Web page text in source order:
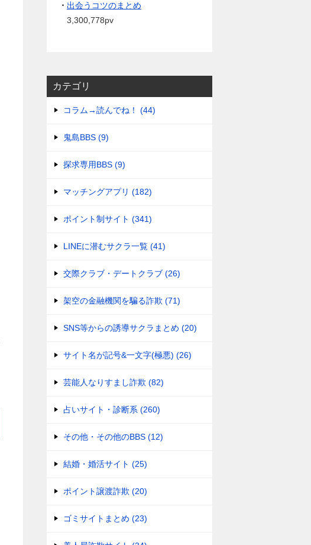
・ 出会うコツのまとめ
3,300,778pv
カテゴリ
コラム→読んでね！ (44)
鬼島BBS (9)
探求専用BBS (9)
マッチングアプリ (182)
ポイント制サイト (341)
LINEに潜むサクラ一覧 (41)
交際クラブ・デートクラブ (26)
架空の金融機関を騙る詐欺 (71)
SNS等からの誘導サクラまとめ (20)
サイト名が記号&一文字(極悪) (26)
芸能人なりすまし詐欺 (82)
占いサイト・診断系 (260)
その他・その他のBBS (12)
結婚・婚活サイト (25)
ポイント譲渡詐欺 (20)
ゴミサイトまとめ (23)